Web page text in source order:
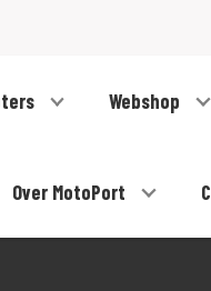
Webshop
Over MotoPort